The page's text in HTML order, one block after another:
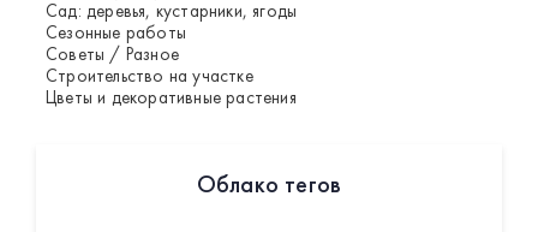
Сад: деревья, кустарники, ягоды
Сезонные работы
Советы / Разное
Строительство на участке
Цветы и декоративные растения
Облако тегов